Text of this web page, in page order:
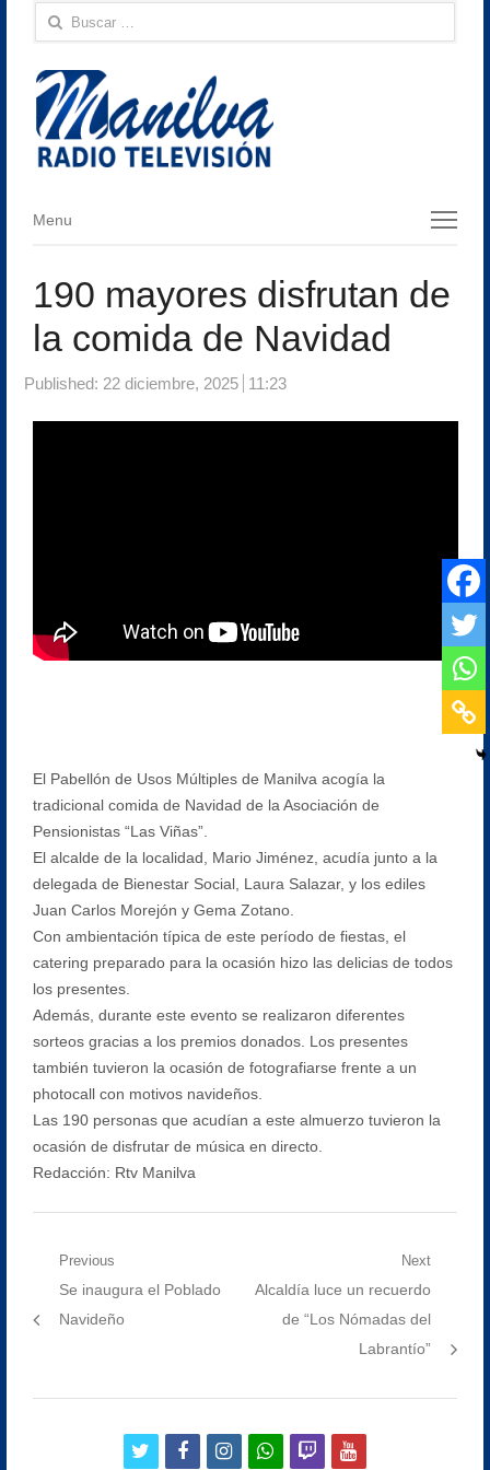
Buscar:
Menu
Menu
190 mayores disfrutan de
la comida de Navidad
Published: 22 diciembre, 2025 11:23
El Pabellón de Usos Múltiples de Manilva acogía la
tradicional comida de Navidad de la Asociación de
Pensionistas “Las Viñas”.
El alcalde de la localidad, Mario Jiménez, acudía junto a la
delegada de Bienestar Social, Laura Salazar, y los ediles
Juan Carlos Morejón y Gema Zotano.
Con ambientación típica de este período de fiestas, el
catering preparado para la ocasión hizo las delicias de todos
los presentes.
Además, durante este evento se realizaron diferentes
sorteos gracias a los premios donados. Los presentes
también tuvieron la ocasión de fotografiarse frente a un
photocall con motivos navideños.
Las 190 personas que acudían a este almuerzo tuvieron la
ocasión de disfrutar de música en directo.
Redacción: Rtv Manilva
Navegación
Previous
Previous
post:
Se inaugura el Poblado
Navideño
Next
Next
post:
Alcaldía luce un recuerdo
de “Los Nómadas del
Labrantío”
twitterfacebookinstagramwhatsapp
twitchyoutube